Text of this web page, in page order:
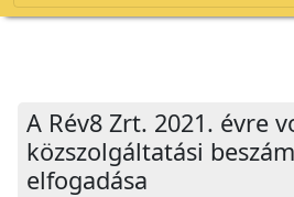
A Rév8 Zrt. 2021. évre
közszolgáltatási
elfogadása